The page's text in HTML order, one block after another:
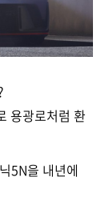
용광로처럼 환
5N을 내년에